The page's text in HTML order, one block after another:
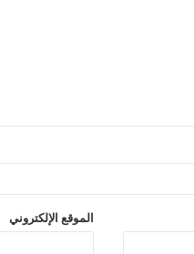
الموقع الإلكتروني